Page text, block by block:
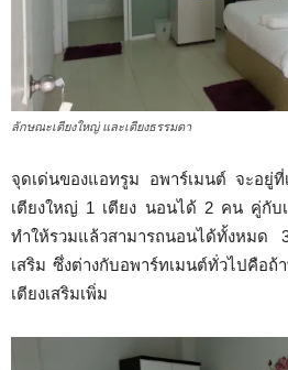
ลักษณะเตียงใหญ่ และเตียงธรรมดา
จุดเด่นของแอทรูม อพาร์เมนต์ จะอยู่ที่
เตียงใหญ่ 1 เตียง นอนได้ 2 คน คู่กับ
ทำให้รวมแล้วสามารถนอนได้ทั้งหมด
เสริม ซึ่งต่างกับอพาร์ทเมนต์ทั่วไปคือ
เตียงเสริมเพิ่ม